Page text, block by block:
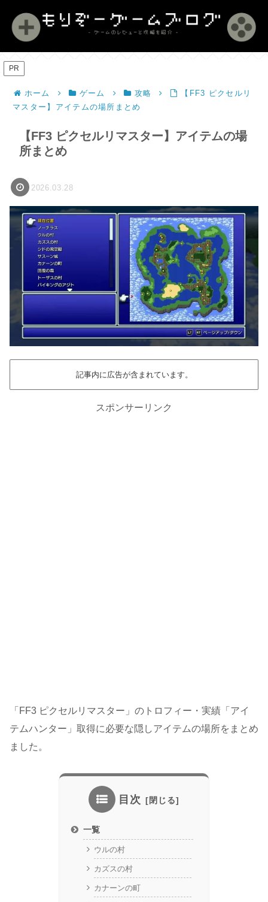
PR
ホーム ゲーム 攻略
【FF3 ピクセルリ
マスター】アイテムの場所まとめ
【FF3 ピクセルリマスター】アイテムの場
所まとめ
2026.03.28
記事内に広告が含まれています。
スポンサーリンク
「FF3 ピクセルリマスター」のトロフィー・実績「アイ
テムハンター」取得に必要な隠しアイテムの場所をまとめ
ました。
目次
一覧
ウルの村
カズスの村
カナーンの町